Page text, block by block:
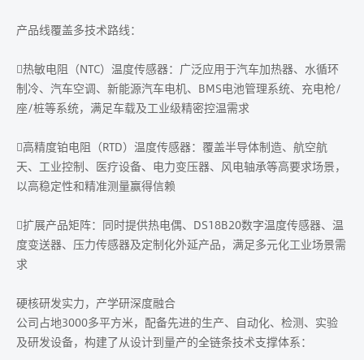
产品线覆盖多技术路线：
热敏电阻（NTC）温度传感器：广泛应用于汽车加热器、水循环
制冷、汽车空调、新能源汽车电机、BMS电池管理系统、充电枪/
座/桩等系统，满足车载及工业级精密控温需求
高精度铂电阻（RTD）温度传感器：覆盖半导体制造、航空航
天、工业控制、医疗设备、电力变压器、风电轴承等高要求场景，
以高稳定性和精准测量赢得信赖
扩展产品矩阵：同时提供热电偶、DS18B20数字温度传感器、温
度变送器、压力传感器及定制化外延产品，满足多元化工业场景需
求
硬核研发实力，产学研深度融合
公司占地3000多平方米，配备先进的生产、自动化、检测、实验
及研发设备，构建了从设计到量产的全链条技术支撑体系：